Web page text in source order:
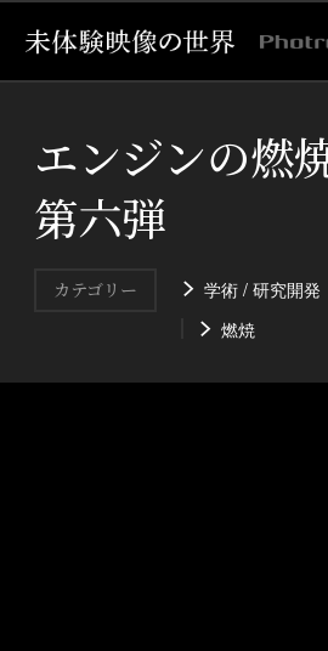
エンジンの燃
第六弾
カテゴリー 学術 / 研究開発
燃焼